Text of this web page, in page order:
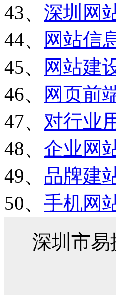
43、 深圳网
44、
网站信
45、
网站建
46、
网页前
47、 对行业
48、 企业网
49、 品牌建
50、 手机网
深圳市